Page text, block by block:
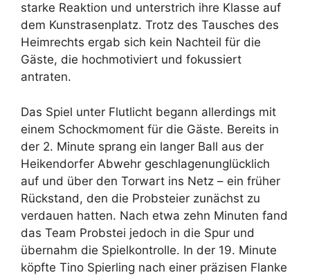
starke Reaktion und unterstrich ihre Klasse auf
dem Kunstrasenplatz. Trotz des Tausches des
Heimrechts ergab sich kein Nachteil für die
Gäste, die hochmotiviert und fokussiert
antraten.
Das Spiel unter Flutlicht begann allerdings mit
einem Schockmoment für die Gäste. Bereits in
der 2. Minute sprang ein langer Ball aus der
Heikendorfer Abwehr geschlagenunglücklich
auf und über den Torwart ins Netz – ein früher
Rückstand, den die Probsteier zunächst zu
verdauen hatten. Nach etwa zehn Minuten fand
das Team Probstei jedoch in die Spur und
übernahm die Spielkontrolle. In der 19. Minute
köpfte Tino Spierling nach einer präzisen Flanke